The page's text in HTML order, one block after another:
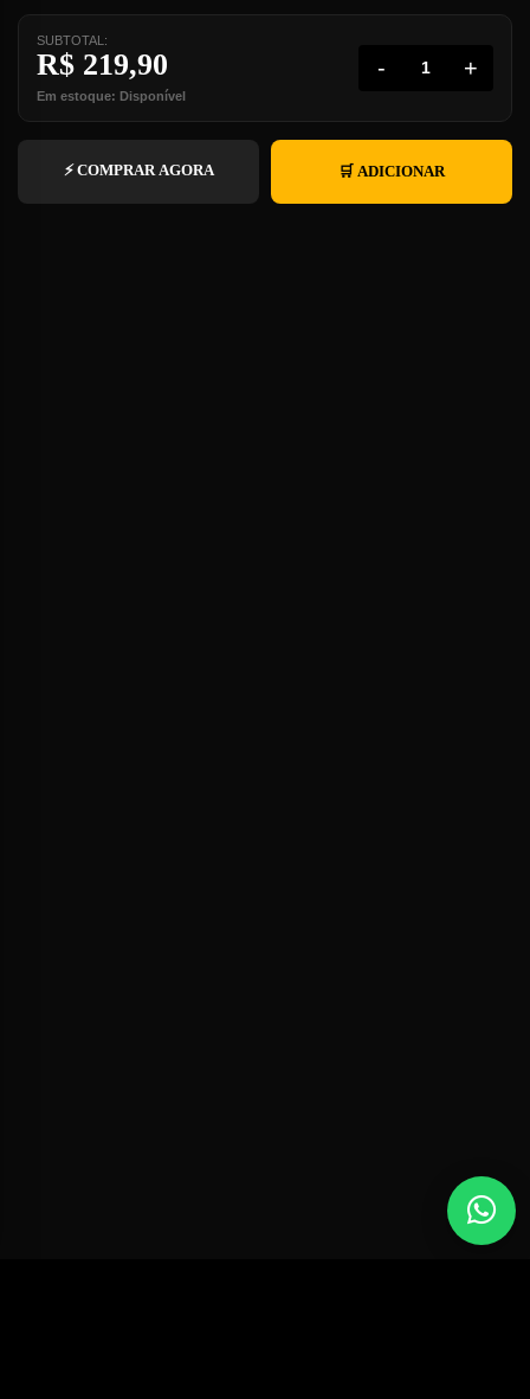
SUBTOTAL:
R$ 219,90
Em estoque: Disponível
- +
⚡ COMPRAR AGORA 🛒 ADICIONAR